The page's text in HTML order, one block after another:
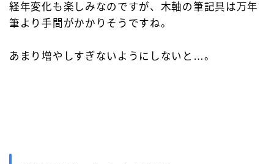
経年変化も楽しみなのですが、木軸の筆記具は万年
筆より手間がかかりそうですね。
あまり増やしすぎないようにしないと…。